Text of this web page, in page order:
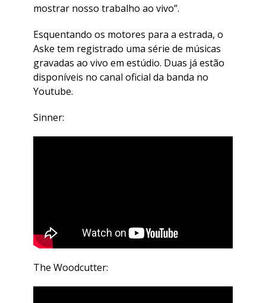
mostrar nosso trabalho ao vivo”.
Esquentando os motores para a estrada, o
Aske tem registrado uma série de músicas
gravadas ao vivo em estúdio. Duas já estão
disponíveis no canal oficial da banda no
Youtube.
Sinner:
The Woodcutter: